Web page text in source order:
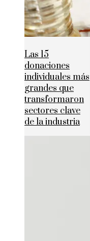
Las 15
donaciones
individuales más
grandes que
transformaron
sectores clave
de la industria